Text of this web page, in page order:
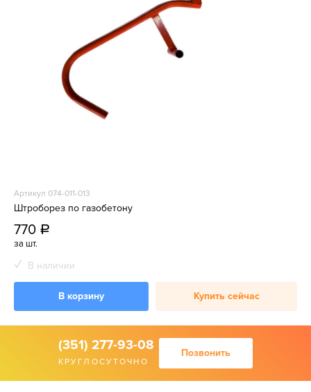
Артикул 074-011-013
Штроборез по газобетону
770 a
за шт.
В наличии
В корзину Купить сейчас
(351) 277-93-08
КРУГЛОСУТОЧНО
Позвонить